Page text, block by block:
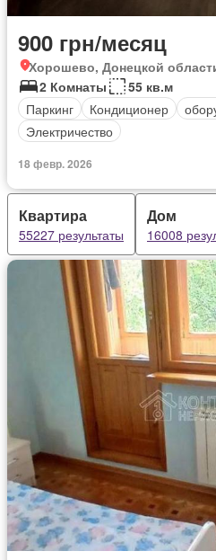
900 грн/месяц
Хорошево, Донецкой
2 Комнаты
55 кв.м
Паркинг
Кондиционер
Электричество
18 февр. 2026
Квартира
55227 результаты
Дом
16008